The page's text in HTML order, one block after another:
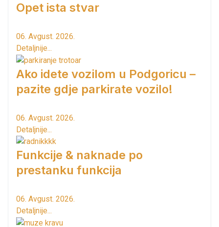
Opet ista stvar
06. Avgust. 2026.
Detaljnije...
Ako idete vozilom u Podgoricu –
pazite gdje parkirate vozilo!
06. Avgust. 2026.
Detaljnije...
Funkcije & naknade po
prestanku funkcija
06. Avgust. 2026.
Detaljnije...